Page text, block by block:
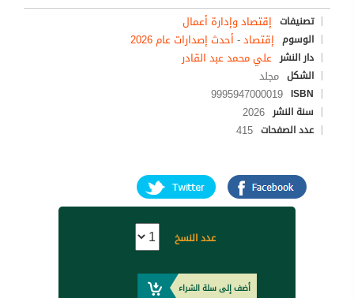
تصنيفات إقتصاد وإدارة أعمال
الوسوم إقتصاد- أحدث إصدارات عام 2026
دار النشر علي محمد عبد القادر
الشكل مجلد
ISBN
9995947000019
سنة النشر 2026
عدد الصفحات 415
عدد النسخ
أضف إلى سلة الشراء